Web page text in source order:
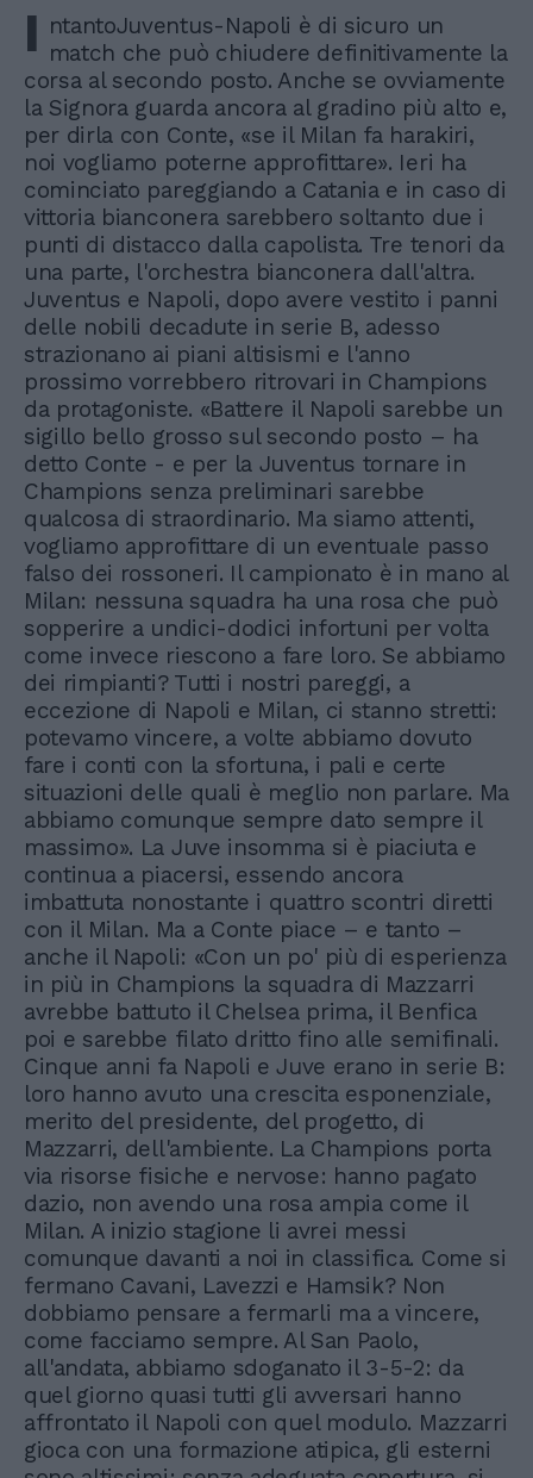
I ntantoJuventus-Napoli è di sicuro un
match che può chiudere definitivamente la
corsa al secondo posto. Anche se ovviamente
la Signora guarda ancora al gradino più alto e,
per dirla con Conte, «se il Milan fa harakiri,
noi vogliamo poterne approfittare». Ieri ha
cominciato pareggiando a Catania e in caso di
vittoria bianconera sarebbero soltanto due i
punti di distacco dalla capolista. Tre tenori da
una parte, l'orchestra bianconera dall'altra.
Juventus e Napoli, dopo avere vestito i panni
delle nobili decadute in serie B, adesso
strazionano ai piani altisismi e l'anno
prossimo vorrebbero ritrovari in Champions
da protagoniste. «Battere il Napoli sarebbe un
sigillo bello grosso sul secondo posto – ha
detto Conte - e per la Juventus tornare in
Champions senza preliminari sarebbe
qualcosa di straordinario. Ma siamo attenti,
vogliamo approfittare di un eventuale passo
falso dei rossoneri. Il campionato è in mano al
Milan: nessuna squadra ha una rosa che può
sopperire a undici-dodici infortuni per volta
come invece riescono a fare loro. Se abbiamo
dei rimpianti? Tutti i nostri pareggi, a
eccezione di Napoli e Milan, ci stanno stretti:
potevamo vincere, a volte abbiamo dovuto
fare i conti con la sfortuna, i pali e certe
situazioni delle quali è meglio non parlare. Ma
abbiamo comunque sempre dato sempre il
massimo». La Juve insomma si è piaciuta e
continua a piacersi, essendo ancora
imbattuta nonostante i quattro scontri diretti
con il Milan. Ma a Conte piace – e tanto –
anche il Napoli: «Con un po' più di esperienza
in più in Champions la squadra di Mazzarri
avrebbe battuto il Chelsea prima, il Benfica
poi e sarebbe filato dritto fino alle semifinali.
Cinque anni fa Napoli e Juve erano in serie B:
loro hanno avuto una crescita esponenziale,
merito del presidente, del progetto, di
Mazzarri, dell'ambiente. La Champions porta
via risorse fisiche e nervose: hanno pagato
dazio, non avendo una rosa ampia come il
Milan. A inizio stagione li avrei messi
comunque davanti a noi in classifica. Come si
fermano Cavani, Lavezzi e Hamsik? Non
dobbiamo pensare a fermarli ma a vincere,
come facciamo sempre. Al San Paolo,
all'andata, abbiamo sdoganato il 3-5-2: da
quel giorno quasi tutti gli avversari hanno
affrontato il Napoli con quel modulo. Mazzarri
gioca con una formazione atipica, gli esterni